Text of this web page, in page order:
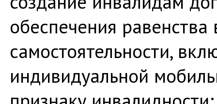
обеспечения
самостоятельности,
индивидуальной